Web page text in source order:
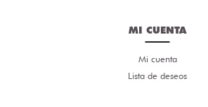
MI CUENTA
Mi cuenta
Lista de deseos